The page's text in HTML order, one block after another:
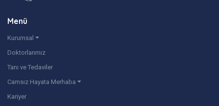
Menü
Kurumsal
Doktorlarımız
Tanı ve Tedaviler
Camsız Hayata Merhaba
Kariyer